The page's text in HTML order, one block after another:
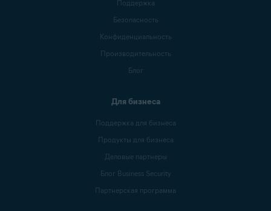
Поддержка
Безопасность
Конфиденциальность
Производительность
Блог
Для бизнеса
Поддержка для бизнеса
Продукты для бизнеса
Деловые партнеры
Блог Business Security
Партнерская программа